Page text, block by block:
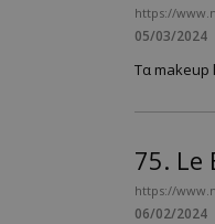
https://
05/03/2024
Tα makeup
75. Le
https://
06/02/2024